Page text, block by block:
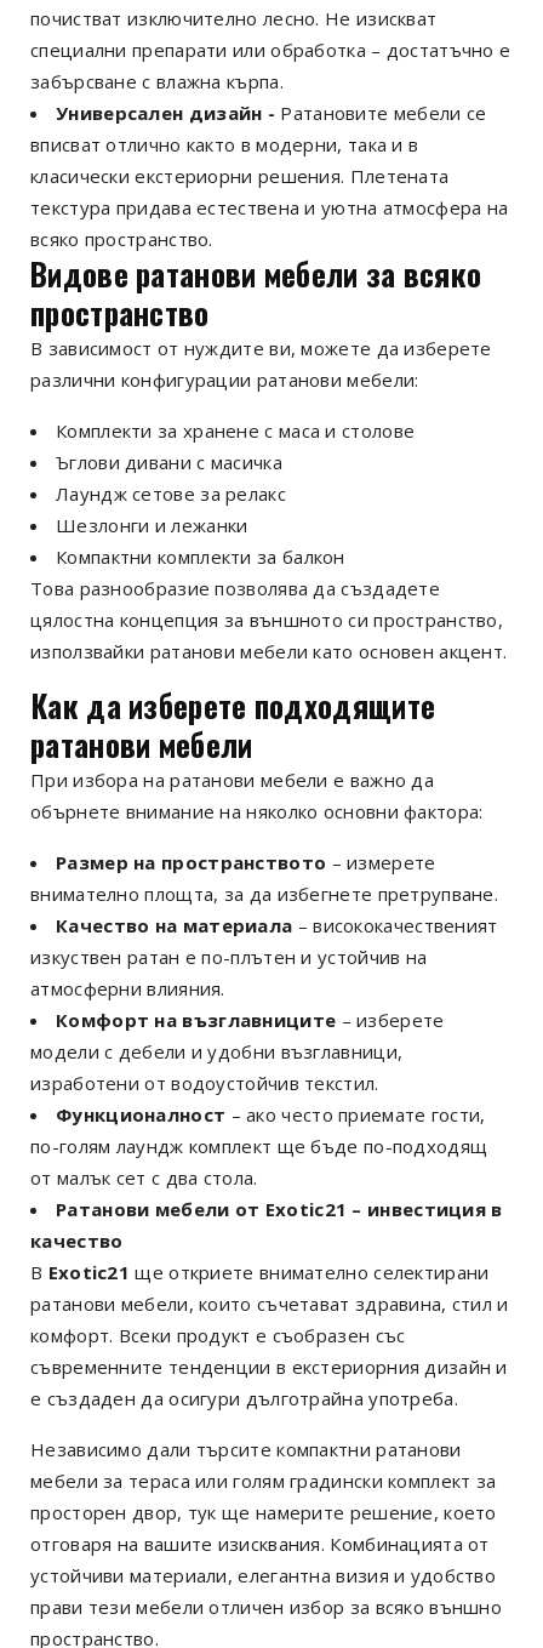
почистват изключително лесно. Не изискват
специални препарати или обработка – достатъчно е
забърсване с влажна кърпа.
Универсален дизайн - Ратановите мебели се
вписват отлично както в модерни, така и в
класически екстериорни решения. Плетената
текстура придава естествена и уютна атмосфера на
всяко пространство.
Видове ратанови мебели за всяко
пространство
В зависимост от нуждите ви, можете да изберете
различни конфигурации ратанови мебели:
Комплекти за хранене с маса и столове
Ъглови дивани с масичка
Лаундж сетове за релакс
Шезлонги и лежанки
Компактни комплекти за балкон
Това разнообразие позволява да създадете
цялостна концепция за външното си пространство,
използвайки ратанови мебели като основен акцент.
Как да изберете подходящите
ратанови мебели
При избора на ратанови мебели е важно да
обърнете внимание на няколко основни фактора:
Размер на пространството – измерете
внимателно площта, за да избегнете претрупване.
Качество на материала – висококачественият
изкуствен ратан е по-плътен и устойчив на
атмосферни влияния.
Комфорт на възглавниците – изберете
модели с дебели и удобни възглавници,
изработени от водоустойчив текстил.
Функционалност – ако често приемате гости,
по-голям лаундж комплект ще бъде по-подходящ
от малък сет с два стола.
Ратанови мебели от Exotic21 – инвестиция в
качество
В Exotic21 ще откриете внимателно селектирани
ратанови мебели, които съчетават здравина, стил и
комфорт. Всеки продукт е съобразен със
съвременните тенденции в екстериорния дизайн и
е създаден да осигури дълготрайна употреба.
Независимо дали търсите компактни ратанови
мебели за тераса или голям градински комплект за
просторен двор, тук ще намерите решение, което
отговаря на вашите изисквания. Комбинацията от
устойчиви материали, елегантна визия и удобство
прави тези мебели отличен избор за всяко външно
пространство.